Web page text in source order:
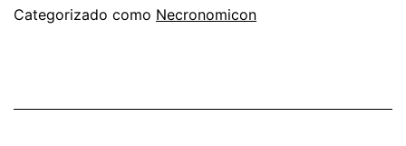
Categorizado como Necronomicon